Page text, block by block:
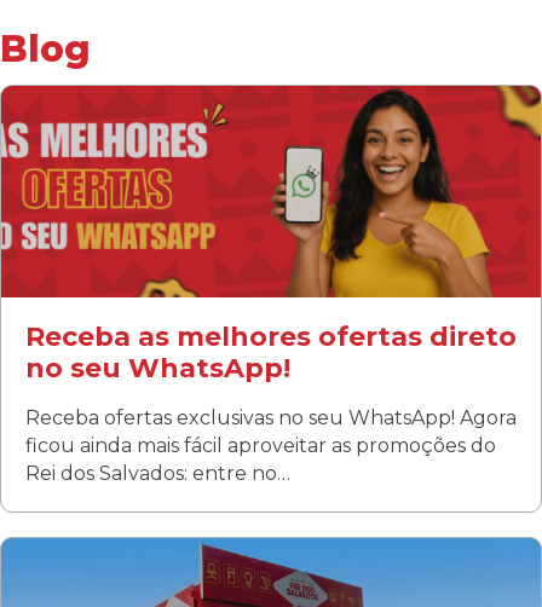
Fanny
Rua Albino Beatriz, 100 - Fanny, Curitiba –PR
Blog
Receba as melhores ofertas direto
no seu WhatsApp!
Receba ofertas exclusivas no seu WhatsApp! Agora
ficou ainda mais fácil aproveitar as promoções do
Rei dos Salvados: entre no…